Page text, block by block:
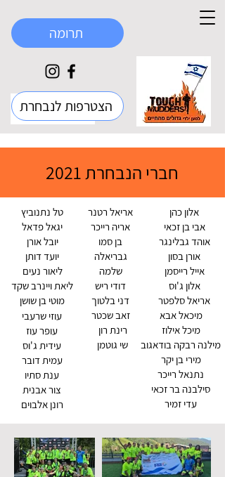
תרומה
הצטרפות לנבחרת
חברי הנבחרת 2021
רינת רון
שי גוטמן
עוזי שרעבי
עופר עוז
עידית ג'וס
עמית דובר
ענת סתיו
צור אבנית
רונן אלבוים
מיכאל אבא
מיכל אילוז
מילנה רבקה בודאגוב
מירי בן יקר
נתנאל רייכר
סילבנה בר זכאי
עדי זמיר
טל נתנוביץ
יגאל פדאל
יובל אורן
יועד דותן
ליאור נעים
ליאת ויינרב שקד
מוטי בן שושן
אריאל רטנר
אריה רייכר
בן סמו
גבריאלה
שלמה
דודי ריש
דני בלטוך
זאב שכטר
אלון כהן
אבי בן זכאי
אוהד גבלינגר
אורן בסון
אייל רייסמן
אלון ג'וס
אריאל סלפטר